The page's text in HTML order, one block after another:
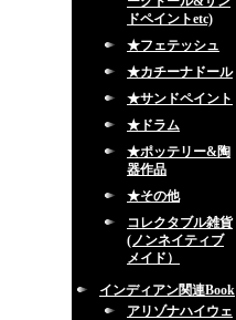
ドペイントetc)
★フェテッシュ
★カチーナドール
★サンドペイント
★ドラム
★ポッテリー&陶
器作品
★その他
コレクタブル雑貨
(ノンネイティブ
メイド）
インディアン関連Book
アリゾナハイウェ